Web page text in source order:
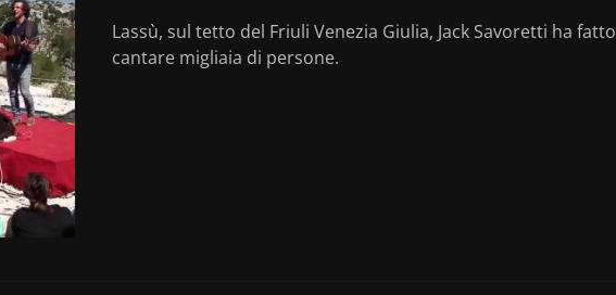
Lassù, sul tetto del Friuli Venezia Giulia, Jack Savoretti ha fatto
cantare migliaia di persone.